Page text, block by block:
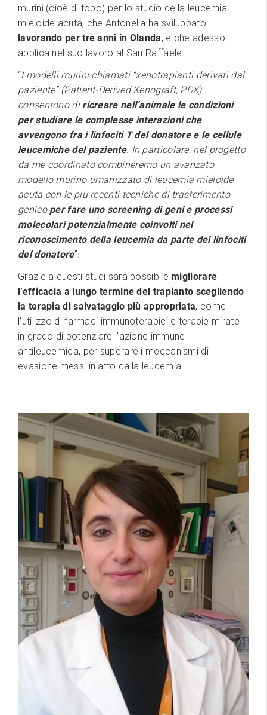
murini (cioè di topo) per lo studio della leucemia
mieloide acuta, che Antonella ha sviluppato
lavorando per tre anni in Olanda, e che adesso
applica nel suo lavoro al San Raffaele.
“I modelli murini chiamati “xenotrapianti derivati dal
paziente” (Patient-Derived Xenograft, PDX)
consentono di ricreare nell’animale le condizioni
per studiare le complesse interazioni che
avvengono fra i linfociti T del donatore e le cellule
leucemiche del paziente. In particolare, nel progetto
da me coordinato combineremo un avanzato
modello murino umanizzato di leucemia mieloide
acuta con le più recenti tecniche di trasferimento
genico per fare uno screening di geni e processi
molecolari potenzialmente coinvolti nel
riconoscimento della leucemia da parte dei linfociti
del donatore”.
Grazie a questi studi sarà possibilemigliorare
l’efficacia a lungo termine del trapianto scegliendo
la terapia di salvataggio più appropriata, come
l’utilizzo di farmaci immunoterapici e terapie mirate
in grado di potenziare l’azione immune
antileucemica, per superare i meccanismi di
evasione messi in atto dalla leucemia.